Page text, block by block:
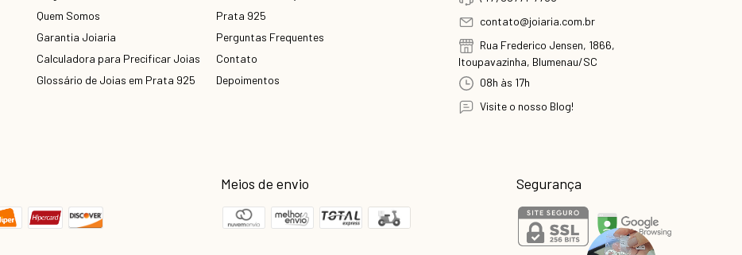
Quem Somos
Garantia Joiaria
Calculadora para Precificar Joias
Glossário de Joias em Prata 925
Prata 925
Perguntas Frequentes
Contato
Depoimentos
contato@joiaria.com.br
Rua Frederico Jensen, 1866,
Itoupavazinha, Blumenau/SC
08h às 17h
Visite o nosso Blog!
Meios de envio Segurança